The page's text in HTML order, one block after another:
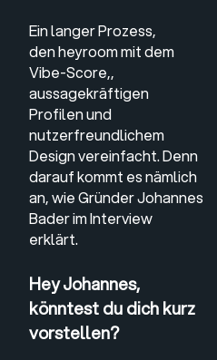
Ein langer Prozess,
denheyroommit dem
Vibe-Score,,
aussagekräftigen
Profilen und
nutzerfreundlichem
Design vereinfacht. Denn
darauf kommt es nämlich
an, wie Gründer Johannes
Bader im Interview
erklärt.
Hey Johannes,
könntest du dich kurz
vorstellen?